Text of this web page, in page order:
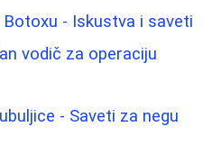
- Iskustva i saveti
vodič za operaciju
- Saveti za negu